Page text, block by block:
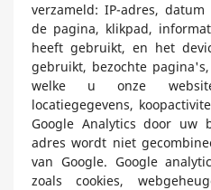
verzameld: IP-adres,
de pagina, klikpad,
heeft gebruikt, en het
gebruikt, bezochte
welke u onze
locatiegegevens,
Google Analytics door uw
adres wordt niet
van Google. Google
zoals cookies,